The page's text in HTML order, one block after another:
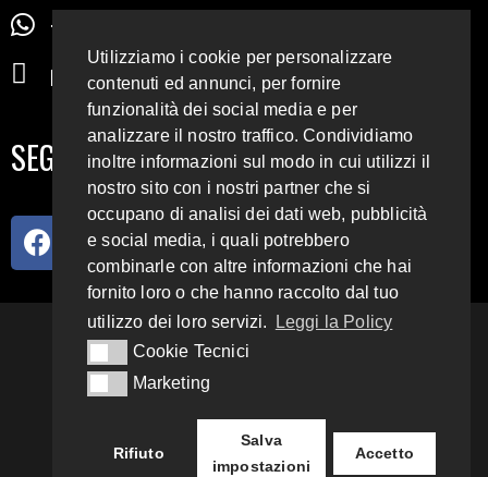
+39 345 72 72 88 5
radiodigiesse@gmail.com
SEGUICI SUI SOCIAL
93.4 E 95.3 FM
Copyright 2018 – 2022
Privacy & Cookie Policy
Utilizziamo i cookie per personalizzare
contenuti ed annunci, per fornire
funzionalità dei social media e per
analizzare il nostro traffico. Condividiamo
inoltre informazioni sul modo in cui utilizzi il
nostro sito con i nostri partner che si
occupano di analisi dei dati web, pubblicità
e social media, i quali potrebbero
combinarle con altre informazioni che hai
fornito loro o che hanno raccolto dal tuo
utilizzo dei loro servizi.
Leggi la Policy
Cookie Tecnici
Cookie Tecnici
MarketingMarketing
Rifiuto
Salva
impostazioni
Accetto